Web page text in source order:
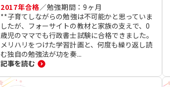
2017年合格／勉強期間：9 ヶ月
**子育てしながらの勉強は不可能かと思っていま
したが、フォーサイトの教材と家族の支えで、0
歳児のママでも行政書士試験に合格できました。
メリハリをつけた学習計画と、何度も繰り返し読
む独自の勉強法が功を奏...
記事を読む